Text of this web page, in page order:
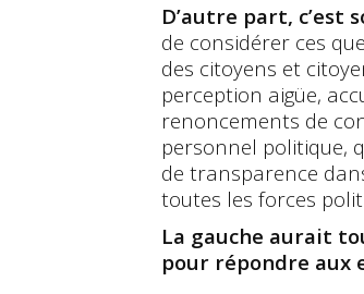
D’autre part,
de considérer ces
des citoyens et
perception aigüe,
renoncements de
personnel politique,
de transparence
toutes les forces
La gauche aurait
pour répondre aux